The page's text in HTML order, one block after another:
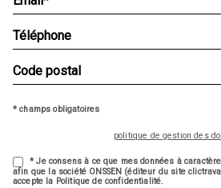
* champs obligatoires
politique de gestion des
* Je consens à ce que mes données à
afin que la société ONSSEN (éditeur du site
accepte la Politique de confidentialité.